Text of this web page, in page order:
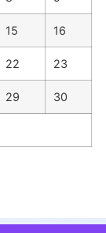
15 16
22 23
29 30